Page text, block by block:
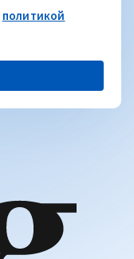
политикой